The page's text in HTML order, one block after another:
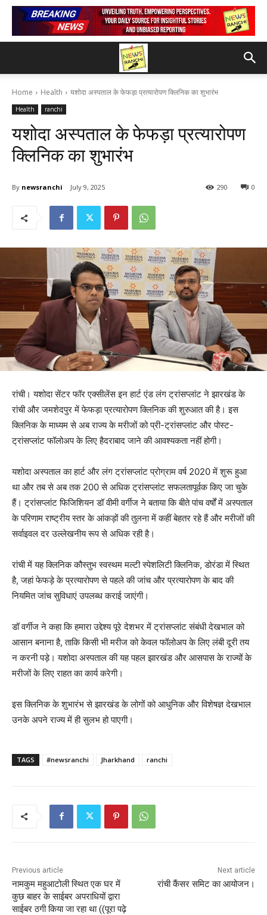
Home Health यशोदा अस्पताल के फेफड़ा प्रत्यारोपण क्लिनिक का शुभारंभ
Health ranchi
यशोदा अस्पताल के फेफड़ा प्रत्यारोपण
क्लिनिक का शुभारंभ
By newsranchi July 9, 2025 0
290
रांची। यशोदा सेंटर फॉर एक्सीलेंस इन हार्ट एंड लंग ट्रांसप्लांट ने झारखंड के
रांची और जमशेदपुर में फेफड़ा प्रत्यारोपण क्लिनिक की शुरुआत की है। इस
क्लिनिक के माध्यम से अब राज्य के मरीजों को प्री-ट्रांसप्लांट और पोस्ट-
ट्रांसप्लांट फॉलोअप के लिए हैदराबाद जाने की आवश्यकता नहीं होगी।
यशोदा अस्पताल का हार्ट और लंग ट्रांसप्लांट प्रोग्राम वर्ष 2020 में शुरू हुआ
था और तब से अब तक 200 से अधिक ट्रांसप्लांट सफलतापूर्वक किए जा चुके
हैं। ट्रांसप्लांट फिजिशियन डॉ वीमी वर्गीज ने बताया कि बीते पांच वर्षों में अस्पताल
के परिणाम राष्ट्रीय स्तर के आंकड़ों की तुलना में कहीं बेहतर रहे हैं और मरीजों की
सर्वाइवल दर उल्लेखनीय रूप से अधिक रही है।
रांची में यह क्लिनिक कौस्तुभ स्वस्थम मल्टी स्पेशलिटी क्लिनिक, डोरंडा में स्थित
है, जहां फेफड़े के प्रत्यारोपण से पहले की जांच और प्रत्यारोपण के बाद की
नियमित जांच सुविधाएं उपलब्ध कराई जाएंगी।
डॉ वर्गीज ने कहा कि हमारा उद्देश्य पूरे देशभर में ट्रांसप्लांट संबंधी देखभाल को
आसान बनाना है, ताकि किसी भी मरीज को केवल फॉलोअप के लिए लंबी दूरी तय
न करनी पड़े। यशोदा अस्पताल की यह पहल झारखंड और आसपास के राज्यों के
मरीजों के लिए राहत का कार्य करेगी।
इस क्लिनिक के शुभारंभ से झारखंड के लोगों को आधुनिक और विशेषज्ञ देखभाल
उनके अपने राज्य में ही सुलभ हो पाएगी।
TAGS #newsranchi Jharkhand ranchi
Previous article
नामकुम महुआटोली स्थित एक घर में
कुछ बाहर के साईबर अपराधियों द्वारा
साईबर ठगी किया जा रहा था ((पूरा पढ़े
Next article
रांची कैंसर समिट का आयोजन।